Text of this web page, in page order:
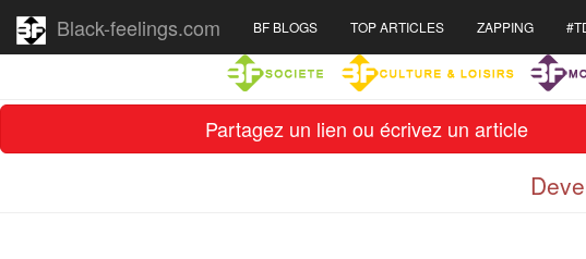
Partagez un lien ou écrivez un article
Black-feelings.com BF BLOGS TOP ARTICLES ZAPPING